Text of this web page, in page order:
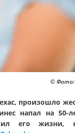
© Фото:
произошло
напал на 50-
его жизни,